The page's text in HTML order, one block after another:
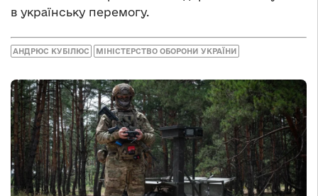
в українську перемогу.
АНДРЮС КУБІЛЮС МІНІСТЕРСТВО ОБОРОНИ УКРАЇНИ